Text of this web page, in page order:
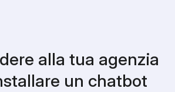
alla tua agenzia
un chatbot